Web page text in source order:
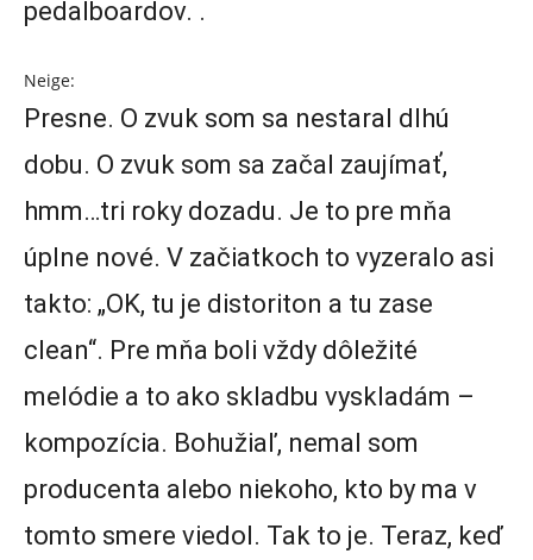
pedalboardov. .
Neige:
Presne. O zvuk som sa nestaral dlhú
dobu. O zvuk som sa začal zaujímať,
hmm…tri roky dozadu. Je to pre mňa
úplne nové. V začiatkoch to vyzeralo asi
takto: „OK, tu je distoriton a tu zase
clean“. Pre mňa boli vždy dôležité
melódie a to ako skladbu vyskladám –
kompozícia. Bohužiaľ, nemal som
producenta alebo niekoho, kto by ma v
tomto smere viedol. Tak to je. Teraz, keď